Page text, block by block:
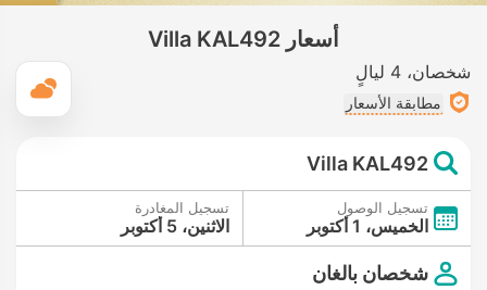
أسعار Villa KAL492
شخصان 4 ليالٍ
مطابقة الأسعار
Villa KAL492
تسجيل الوصول
الخميس، 1 أكتوبر
تسجيل المغادرة
الاثنين، 5 أكتوبر
شخصان بالغان